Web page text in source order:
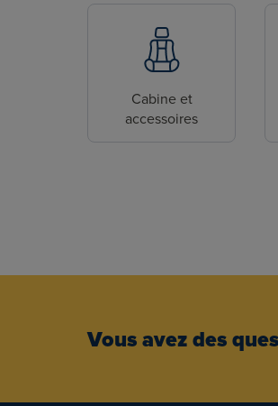
Cabine et
accessoires
Vous avez des